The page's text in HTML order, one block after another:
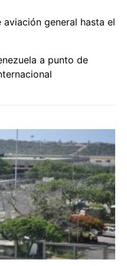
general hasta el
a punto de